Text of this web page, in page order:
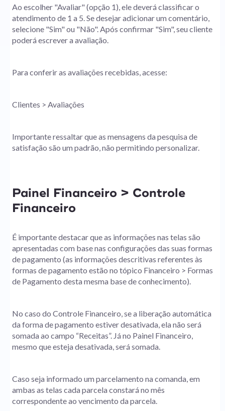
Ao escolher "Avaliar" (opção 1), ele deverá classificar o
atendimento de 1 a 5. Se desejar adicionar um comentário,
selecione "Sim" ou "Não". Após confirmar "Sim", seu cliente
poderá escrever a avaliação.
Para conferir as avaliações recebidas, acesse:
Clientes > Avaliações
Importante ressaltar que as mensagens da pesquisa de
satisfação são um padrão, não permitindo personalizar.
Painel Financeiro > Controle
Financeiro
É importante destacar que as informações nas telas são
apresentadas com base nas configurações das suas formas
de pagamento (as informações descritivas referentes às
formas de pagamento estão no tópico Financeiro > Formas
de Pagamento desta mesma base de conhecimento).
No caso do Controle Financeiro, se a liberação automática
da forma de pagamento estiver desativada, ela não será
somada ao campo “Receitas”. Já no Painel Financeiro,
mesmo que esteja desativada, será somada.
Caso seja informado um parcelamento na comanda, em
ambas as telas cada parcela constará no mês
correspondente ao vencimento da parcela.